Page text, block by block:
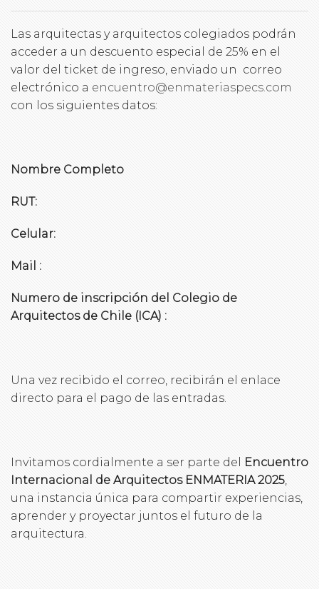
Las arquitectas y arquitectos colegiados podrán
acceder a un descuento especial de 25% en el
valor del ticket de ingreso, enviado un correo
electrónico a encuentro@enmateriaspecs.com
con los siguientes datos:
Nombre Completo
RUT:
Celular:
Mail :
Numero de inscripción del Colegio de
Arquitectos de Chile (ICA) :
Una vez recibido el correo, recibirán el enlace
directo para el pago de las entradas.
Invitamos cordialmente a ser parte del
Encuentro
Internacional de Arquitectos ENMATERIA 2025,
una instancia única para compartir experiencias,
aprender y proyectar juntos el futuro de la
arquitectura.